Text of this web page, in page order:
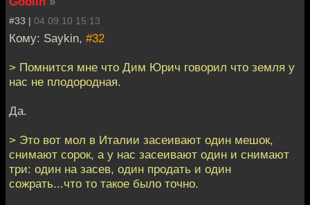
#33 | 04.09.10 15:13
Кому: Saykin, #32
> Помнится мне что Дим Юрич говорил что земля у
нас не плодородная.
Да.
> Это вот мол в Италии засеивают один мешок,
снимают сорок, а у нас засеивают один и снимают
три: один на засев, один продать и один
сожрать...что то такое было точно.